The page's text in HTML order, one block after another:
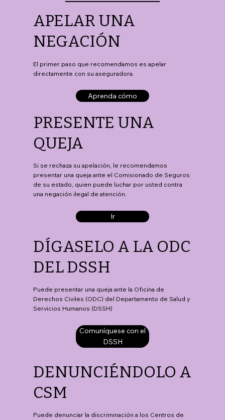
APELAR UNA
NEGACIÓN
El primer paso que recomendamos es apelar
directamente con su aseguradora.
Aprenda cómo
PRESENTE UNA
QUEJA
Si se rechaza su apelación, le recomendamos
presentar una queja ante el Comisionado de Seguros
de su estado, quien puede luchar por usted contra
una negación ilegal de atención.
Ir
DÍGASELO A LA ODC
DEL DSSH
Puede presentar una queja ante la Oficina de
Derechos Civiles (ODC) del Departamento de Salud y
Servicios Humanos (DSSH)
Comuníquese con el
DSSH
DENUNCIÉNDOLO A
CSM
Puede denunciar la discriminación a los Centros de